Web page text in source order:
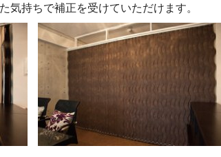
気持ちで補正を受けていただけます。